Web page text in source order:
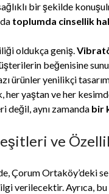
bir şekilde
toplumda cinsellik
oldukça geniş.
beğenisine
ürünler yenilikçi
her yaştan ve her
değil, aynı zamanda bir
ve
Çorum Ortaköy’deki
verilecektir. Ayrıca,